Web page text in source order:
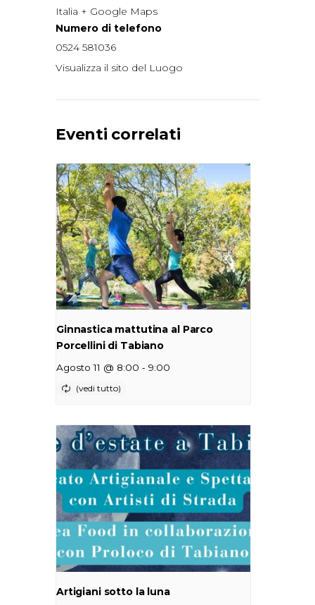
Italia + Google Maps
Numero di telefono
0524 581036
Visualizza il sito del Luogo
Eventi correlati
Ginnastica mattutina al Parco
Porcellini di Tabiano
Agosto 11 @ 8:00 - 9:00
Artigiani sotto la luna